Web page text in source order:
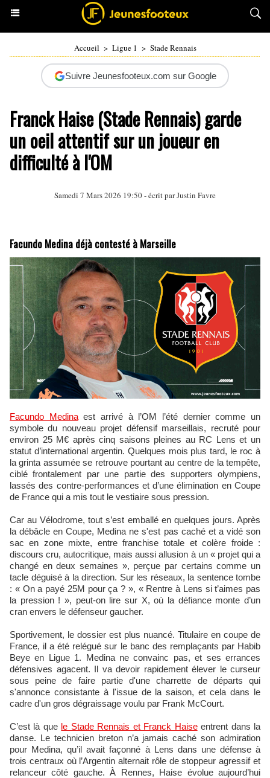
Accueil > Ligue 1 > Stade Rennais
Suivre Jeunesfooteux.com sur Google
Franck Haise (Stade Rennais) garde
un oeil attentif sur un joueur en
difficulté à l'OM
Samedi 7 Mars 2026 19:50 - écrit parJustin Favre
Facundo Medina déjà contesté à Marseille
Facundo Medinaest arrivé à l’OM l’été dernier comme un
symbole du nouveau projet défensif marseillais, recruté pour
environ 25 M€ après cinq saisons pleines au RC Lens et un
statut d’international argentin. Quelques mois plus tard, le roc à
la grinta assumée se retrouve pourtant au centre de la tempête,
ciblé frontalement par une partie des supporters olympiens,
lassés des contre-performances et d’une élimination en Coupe
de France qui a mis tout le vestiaire sous pression.
Car au Vélodrome, tout s’est emballé en quelques jours. Après
la débâcle en Coupe, Medina ne s'est pas caché et a vidé son
sac en zone mixte, entre franchise totale et colère froide :
discours cru, autocritique, mais aussi allusion à un « projet qui a
changé en deux semaines », perçue par certains comme un
tacle déguisé à la direction. Sur les réseaux, la sentence tombe
: « On a payé 25M pour ça ? », « Rentre à Lens si t’aimes pas
la pression ! », peut-on lire sur X, où la défiance monte d’un
cran envers le défenseur gaucher.
Sportivement, le dossier est plus nuancé. Titulaire en coupe de
France, il a été relégué sur le banc des remplaçants par Habib
Beye en Ligue 1. Medina ne convainc pas, et ses errances
défensives agacent. Il va devoir rapidement élever le curseur
sous peine de faire partie d'une charrette de départs qui
s'annonce consistante à l'issue de la saison, et cela dans le
cadre d'un gros dégraissage voulu par Frank McCourt.
C’est là que le Stade Rennais et Franck Haiseentrent dans la
danse. Le technicien breton n’a jamais caché son admiration
pour Medina, qu’il avait façonné à Lens dans une défense à
trois centraux où l’Argentin alternait rôle de stoppeur agressif et
relanceur côté gauche. À Rennes, Haise évolue aujourd’hui